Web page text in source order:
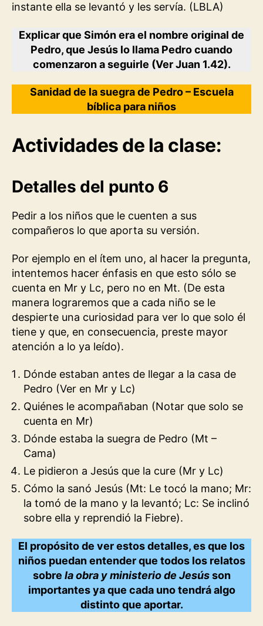
instante ella se levantó y les servía. (LBLA)
Explicar que Simón era el nombre original de
Pedro, que Jesús lo llama Pedro cuando
comenzaron a seguirle (Ver Juan 1.42).
Sanidad de la suegra de Pedro – Escuela
bíblica para niños
Actividades de la clase:
Detalles del punto 6
Pedir a los niños que le cuenten a sus
compañeros lo que aporta su versión.
Por ejemplo en el ítem uno, al hacer la pregunta,
intentemos hacer énfasis en que esto sólo se
cuenta en Mr y Lc, pero no en Mt. (De esta
manera lograremos que a cada niño se le
despierte una curiosidad para ver lo que solo él
tiene y que, en consecuencia, preste mayor
atención a lo ya leído).
Dónde estaban antes de llegar a la casa de
Pedro (Ver en Mr y Lc)
Quiénes le acompañaban (Notar que solo se
cuenta en Mr)
Dónde estaba la suegra de Pedro (Mt –
Cama)
Le pidieron a Jesús que la cure (Mr y Lc)
Cómo la sanó Jesús (Mt: Le tocó la mano; Mr:
la tomó de la mano y la levantó; Lc: Se inclinó
sobre ella y reprendió la Fiebre).
El propósito de ver estos detalles, es que los
niños puedan entender que todos los relatos
sobre la obra y ministerio de Jesússon
importantes ya que cada uno tendrá algo
distinto que aportar.